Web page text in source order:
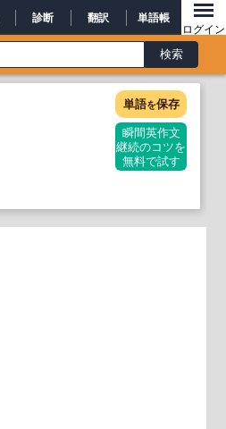
診断 翻訳 単語帳
ログイン
単語を保存
瞬間英作文
継続のコツを
無料で試す